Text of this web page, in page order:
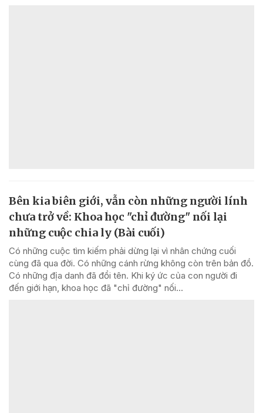
Bên kia biên giới, vẫn còn những người lính
chưa trở về: Khoa học "chỉ đường" nối lại
những cuộc chia ly (Bài cuối)
Có những cuộc tìm kiếm phải dừng lại vì nhân chứng cuối
cùng đã qua đời. Có những cánh rừng không còn trên bản đồ.
Có những địa danh đã đổi tên. Khi ký ức của con người đi
đến giới hạn, khoa học đã "chỉ đường" nối...